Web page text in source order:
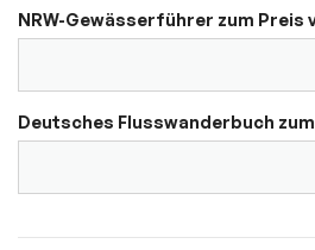
NRW-Gewässerführer zum Preis
Deutsches Flusswanderbuch